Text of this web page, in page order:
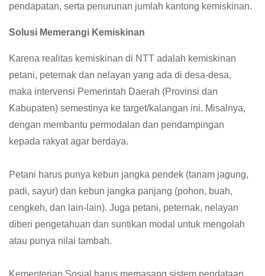
pendapatan, serta penurunan jumlah kantong kemiskinan.
Solusi Memerangi Kemiskinan
Karena realitas kemiskinan di NTT adalah kemiskinan
petani, peternak dan nelayan yang ada di desa-desa,
maka intervensi Pemerintah Daerah (Provinsi dan
Kabupaten) semestinya ke target/kalangan ini. Misalnya,
dengan membantu permodalan dan pendampingan
kepada rakyat agar berdaya.
Petani harus punya kebun jangka pendek (tanam jagung,
padi, sayur) dan kebun jangka panjang (pohon, buah,
cengkeh, dan lain-lain). Juga petani, peternak, nelayan
diberi pengetahuan dan suntikan modal untuk mengolah
atau punya nilai tambah.
Kementerian Sosial harus memasang sistem pendataan